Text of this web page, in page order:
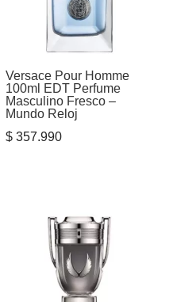
Versace Pour Homme
100ml EDT Perfume
Masculino Fresco –
Mundo Reloj
$357.990